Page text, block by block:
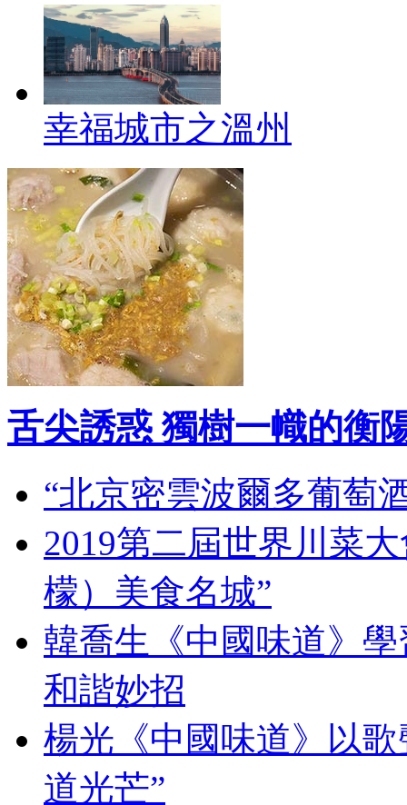
幸福城市之溫州
舌尖誘惑 獨樹一幟的衡
“北京密雲波爾多葡萄
2019第二屆世界川菜
檬）美食名城”
韓喬生《中國味道》
和諧妙招
楊光《中國味道》以
道光芒”